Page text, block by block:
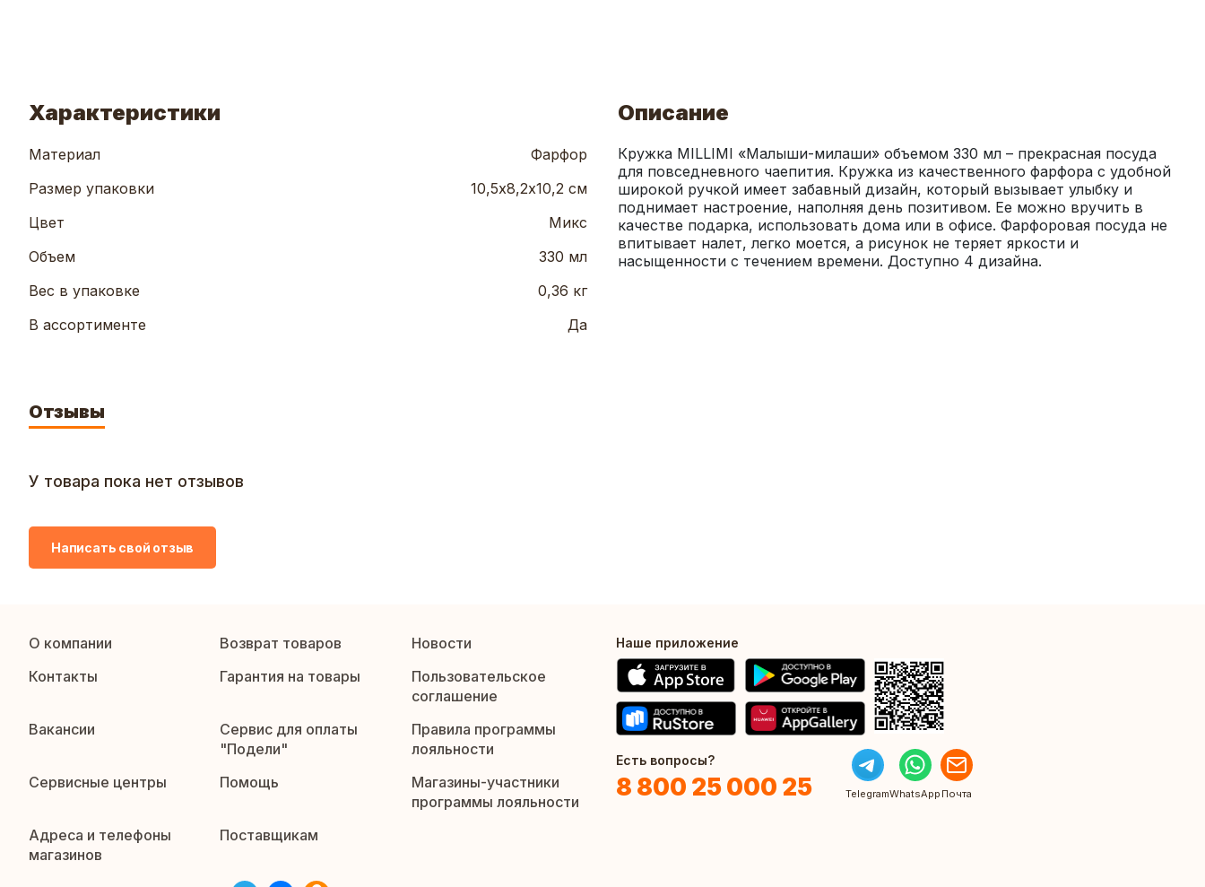
Характеристики
Материал
Фарфор
Размер упаковки
10,5х8,2х10,2 см
Цвет
Микс
Объем
330 мл
Вес в упаковке
0,36 кг
В ассортименте
Да
Описание
Кружка MILLIMI «Малыши-милаши» объемом 330 мл – прекрасная посуда
для повседневного чаепития. Кружка из качественного фарфора с удобной
широкой ручкой имеет забавный дизайн, который вызывает улыбку и
поднимает настроение, наполняя день позитивом. Ее можно вручить в
качестве подарка, использовать дома или в офисе. Фарфоровая посуда не
впитывает налет, легко моется, а рисунок не теряет яркости и
насыщенности с течением времени. Доступно 4 дизайна.
Отзывы
У товара пока нет отзывов
Написать свой отзыв
О компании Возврат товаров
Новости
Контакты
Гарантия на товары
Пользовательское
соглашение
Вакансии
Сервис для оплаты
"Подели"
Правила программы
лояльности
Сервисные центры
Помощь
Магазины-участники
программы лояльности
Адреса и телефоны
магазинов
Поставщикам
Наше приложение
Есть вопросы?
8 800 25 000 25 TelegramWhatsApp Почта